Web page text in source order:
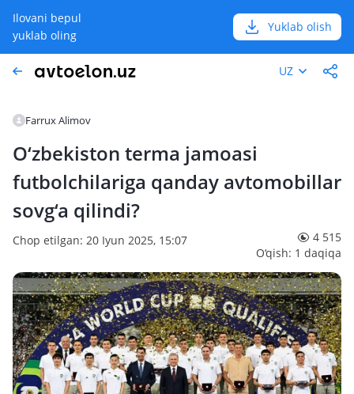
Ilovani bepul
yuklab oling
Yuklab olish
UZ
Farrux Alimov
O‘zbekiston terma jamoasi
futbolchilariga qanday avtomobillar
sovg‘a qilindi?
Chop etilgan: 20 Iyun 2025, 15:07
4 515
O‘qish: 1 daqiqa